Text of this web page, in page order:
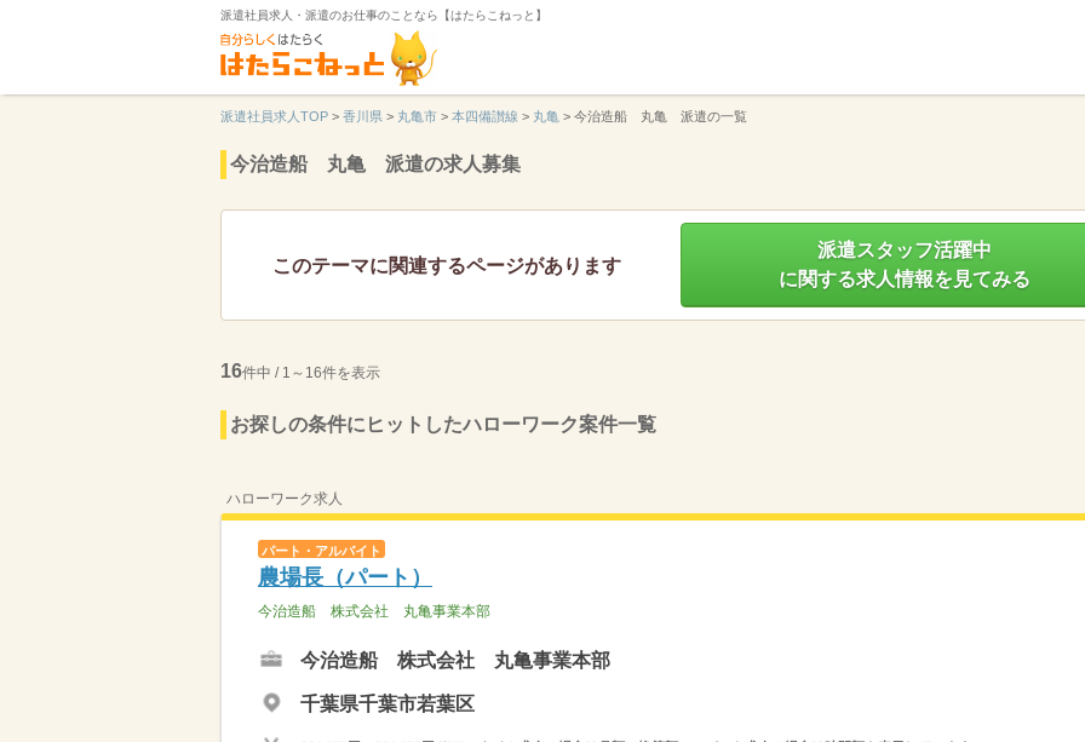
派遣社員求人・派遣のお仕事のことなら【はたらこねっと】
派遣社員求人TOP > 香川県 > 丸亀市 > 本四備讃線 > 丸亀 > 今治造船 丸亀 派遣の一覧
今治造船 丸亀 派遣の求人募集
このテーマに関連するページがあります
派遣スタッフ活躍中
に関する求人情報を見てみる
16件中 / 1～16件を表示
お探しの条件にヒットしたハローワーク案件一覧
ハローワーク求人
パート・アルバイト
農場長（パート）
今治造船 株式会社 丸亀事業本部
今治造船 株式会社 丸亀事業本部
千葉県千葉市若葉区